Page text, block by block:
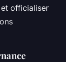
officialiser